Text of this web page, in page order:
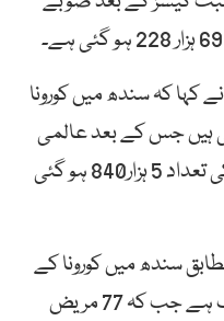
کہ سندھ میں کورونا
ہوئی ہیں جس کے بعد عالمی
وبا سے جاں بحق ہونے والے افراد کی تعداد 5 ہزار840 ہو گئی
سندھ میں کورونا کے
24 مریضوں کی حالت تشویشناک ہے جب کہ 77 مریض